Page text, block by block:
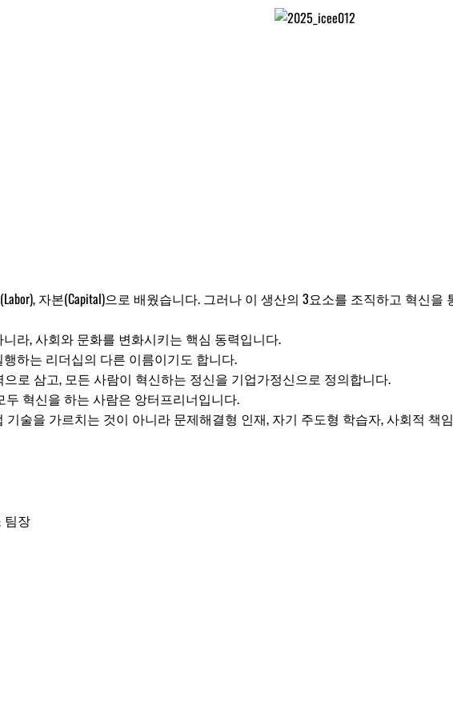
자본(Capital)으로 배웠습니다. 그러나 이 생산의 3요소를 조직하고 혁신
라, 사회와 문화를 변화시키는 핵심 동력입니다.
하는 리더십의 다른 이름이기도 합니다.
로 삼고, 모든 사람이 혁신하는 정신을 기업가정신으로 정의합니다.
두 혁신을 하는 사람은 앙터프리너입니다.
술을 가르치는 것이 아니라 문제해결형 인재, 자기 주도형 학습자, 사회적
팀장